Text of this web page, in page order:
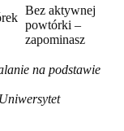
Bez aktywnej
powtórki –
zapominasz
na podstawie